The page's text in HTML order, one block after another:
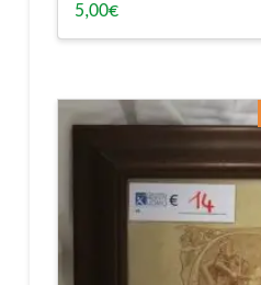
5,00€